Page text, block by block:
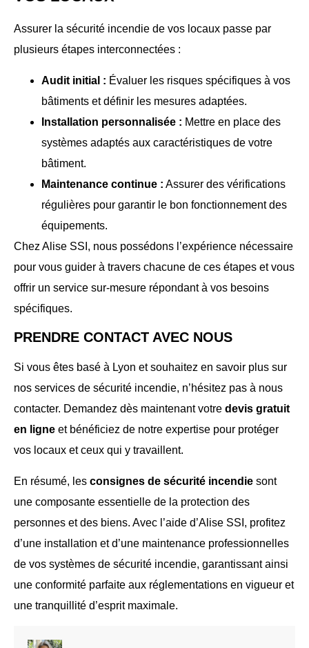
Assurer la sécurité incendie de vos locaux passe par
plusieurs étapes interconnectées :
Audit initial : Évaluer les risques spécifiques à vos
bâtiments et définir les mesures adaptées.
Installation personnalisée : Mettre en place des
systèmes adaptés aux caractéristiques de votre
bâtiment.
Maintenance continue : Assurer des vérifications
régulières pour garantir le bon fonctionnement des
équipements.
Chez Alise SSI, nous possédons l’expérience nécessaire
pour vous guider à travers chacune de ces étapes et vous
offrir un service sur-mesure répondant à vos besoins
spécifiques.
PRENDRE CONTACT AVEC NOUS
Si vous êtes basé à Lyon et souhaitez en savoir plus sur
nos services de sécurité incendie, n’hésitez pas à nous
contacter. Demandez dès maintenant votre devis gratuit
en ligne et bénéficiez de notre expertise pour protéger
vos locaux et ceux qui y travaillent.
En résumé, les consignes de sécurité incendie sont
une composante essentielle de la protection des
personnes et des biens. Avec l’aide d’Alise SSI, profitez
d’une installation et d’une maintenance professionnelles
de vos systèmes de sécurité incendie, garantissant ainsi
une conformité parfaite aux réglementations en vigueur et
une tranquillité d’esprit maximale.